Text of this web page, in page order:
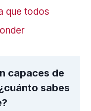
que todos
capaces de
sabes